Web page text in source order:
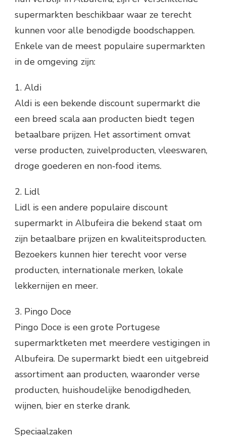
supermarkten beschikbaar waar ze terecht
kunnen voor alle benodigde boodschappen.
Enkele van de meest populaire supermarkten
in de omgeving zijn:
1. Aldi
Aldi is een bekende discount supermarkt die
een breed scala aan producten biedt tegen
betaalbare prijzen. Het assortiment omvat
verse producten, zuivelproducten, vleeswaren,
droge goederen en non-food items.
2. Lidl
Lidl is een andere populaire discount
supermarkt in Albufeira die bekend staat om
zijn betaalbare prijzen en kwaliteitsproducten.
Bezoekers kunnen hier terecht voor verse
producten, internationale merken, lokale
lekkernijen en meer.
3. Pingo Doce
Pingo Doce is een grote Portugese
supermarktketen met meerdere vestigingen in
Albufeira. De supermarkt biedt een uitgebreid
assortiment aan producten, waaronder verse
producten, huishoudelijke benodigdheden,
wijnen, bier en sterke drank.
Speciaalzaken